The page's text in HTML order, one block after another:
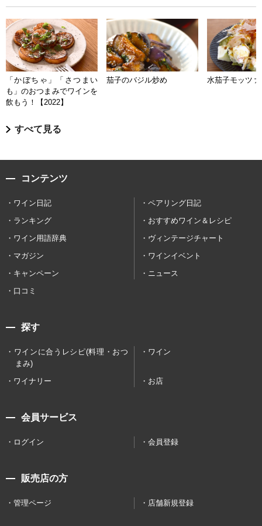
「かぼちゃ」「さつまい
も」のおつまみでワインを
飲もう！【2022】
茄子のバジル炒め 水茄子モッツァ
すべて見る
コンテンツ
ワイン日記
ペアリング日記
ランキング
おすすめワイン＆レシピ
ワイン用語辞典
ヴィンテージチャート
マガジン
ワインイベント
キャンペーン
ニュース
口コミ
探す
ワインに合うレシピ(料理・おつ
まみ)
ワイン
ワイナリー お店
会員サービス
ログイン 会員登録
販売店の方
管理ページ 店舗新規登録